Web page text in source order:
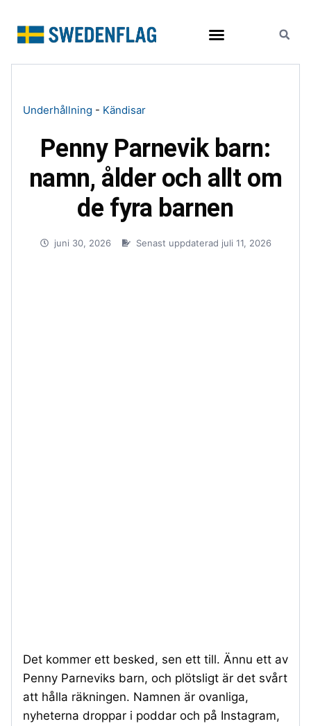
Underhållning - Kändisar
Penny Parnevik barn:
namn, ålder och allt om
de fyra barnen
juni 30, 2026 Senast uppdaterad juli 11, 2026
Det kommer ett besked, sen ett till. Ännu ett av
Penny Parneviks barn, och plötsligt är det svårt
att hålla räkningen. Namnen är ovanliga,
nyheterna droppar i poddar och på Instagram,